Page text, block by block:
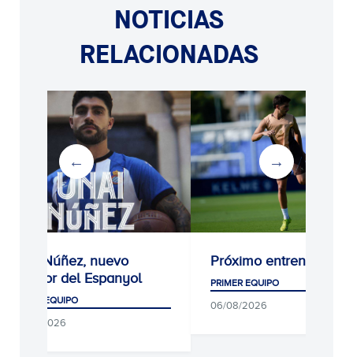
NOTICIAS
RELACIONADAS
Unai Núñez, nuevo
jugador del Espanyol
PRIMER EQUIPO
06/08/2026
Próximo
PRIMER EQUIPO
06/08/2026